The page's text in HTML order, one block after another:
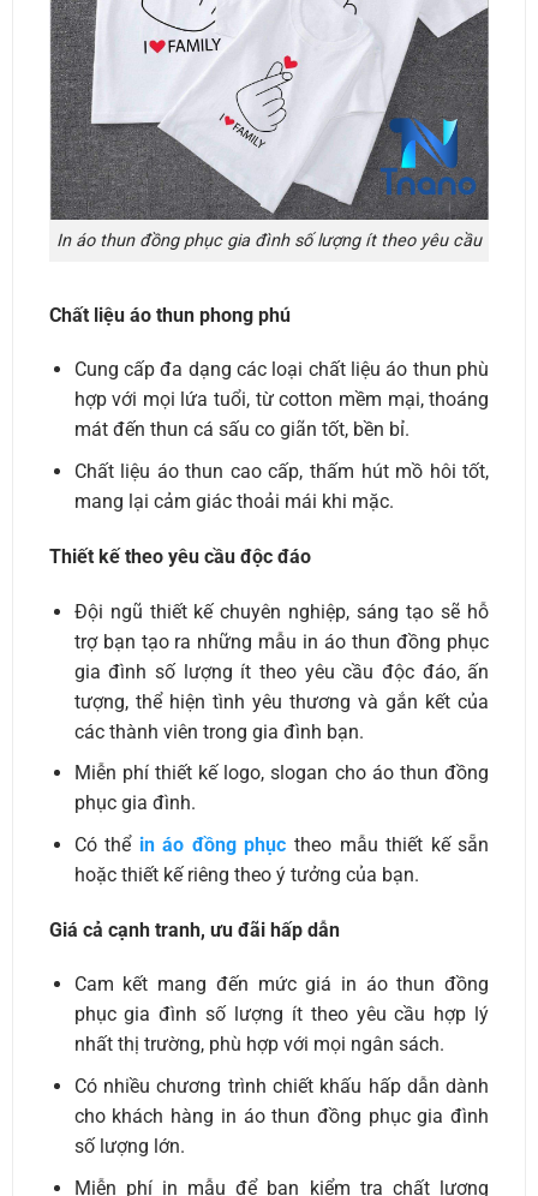
In áo thun đồng phục gia đình số lượng ít theo yêu cầu
Chất liệu áo thun phong phú
Cung cấp đa dạng các loại chất liệu áo thun phù
hợp với mọi lứa tuổi, từ cotton mềm mại, thoáng
mát đến thun cá sấu co giãn tốt, bền bỉ.
Chất liệu áo thun cao cấp, thấm hút mồ hôi tốt,
mang lại cảm giác thoải mái khi mặc.
Thiết kế theo yêu cầu độc đáo
Đội ngũ thiết kế chuyên nghiệp, sáng tạo sẽ hỗ
trợ bạn tạo ra những mẫu in áo thun đồng phục
gia đình số lượng ít theo yêu cầu độc đáo, ấn
tượng, thể hiện tình yêu thương và gắn kết của
các thành viên trong gia đình bạn.
Miễn phí thiết kế logo, slogan cho áo thun đồng
phục gia đình.
Có thể in áo đồng phục theo mẫu thiết kế sẵn
hoặc thiết kế riêng theo ý tưởng của bạn.
Giá cả cạnh tranh, ưu đãi hấp dẫn
Cam kết mang đến mức giá in áo thun đồng
phục gia đình số lượng ít theo yêu cầu hợp lý
nhất thị trường, phù hợp với mọi ngân sách.
Có nhiều chương trình chiết khấu hấp dẫn dành
cho khách hàng in áo thun đồng phục gia đình
số lượng lớn.
Miễn phí in mẫu để bạn kiểm tra chất lượng